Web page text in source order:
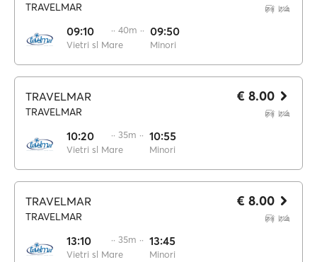
TRAVELMAR
09:10
Vietri sl Mare
·· 40m ·· 09:50
Minori
TRAVELMAR
TRAVELMAR
10:20
Vietri sl Mare
·· 35m ·· 10:55
Minori
€ 8.00
TRAVELMAR
TRAVELMAR
13:10
Vietri sl Mare
·· 35m ·· 13:45
Minori
€ 8.00